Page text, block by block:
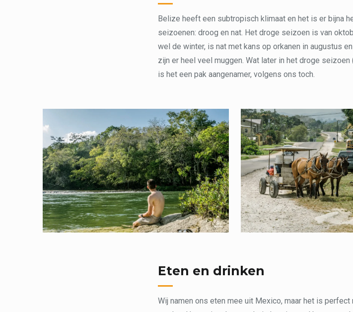
Belize heeft een subtropisch klimaat en het is er bijna
seizoenen: droog en nat. Het droge seizoen is van
wel de winter, is nat met kans op orkanen in augustus
zijn er heel veel muggen. Wat later in het droge
is het een pak aangenamer, volgens ons toch.
Eten en drinken
Wij namen ons eten mee uit Mexico, maar het is